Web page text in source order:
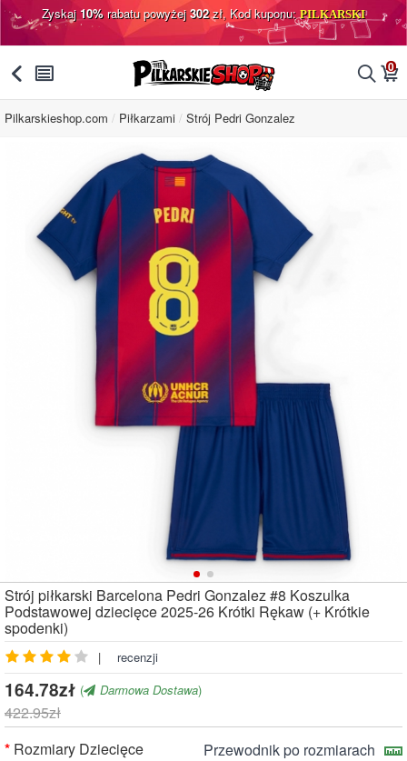
Zyskaj10%rabatu powyżej302zł, Kod kuponu:PILKARSKI
󰅯 󰂩 󰂨 0
󰃦
Pilkarskieshop.com Piłkarzami Strój Pedri Gonzalez
Strój piłkarski Barcelona Pedri Gonzalez #8 Koszulka
Podstawowej dziecięce 2025-26 Krótki Rękaw (+ Krótkie
spodenki)
| recenzji
164.78zł ( Darmowa Dostawa)
422.95zł
Rozmiary Dziecięce
Przewodnik po rozmiarach